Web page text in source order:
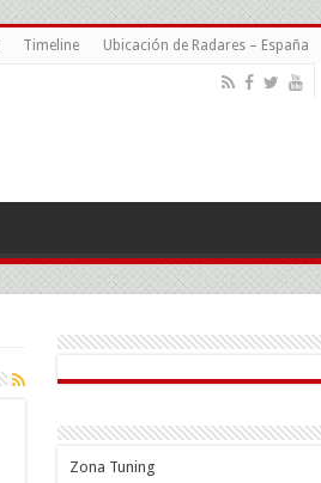
Timeline Ubicación de Radares – España
Zona Tuning